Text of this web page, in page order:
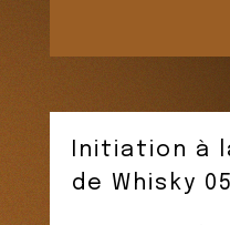
Initiation à
de Whisky